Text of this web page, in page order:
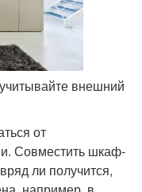
внешний
от
Совместить шкаф-
ли получится,